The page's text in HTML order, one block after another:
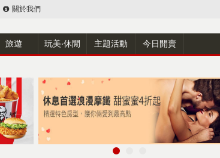
關於我們
旅遊 玩美‧休閒 主題活動 今日開賣